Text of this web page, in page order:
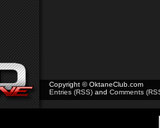
Copyright © OktaneClub.com
Entries (RSS)and Comments